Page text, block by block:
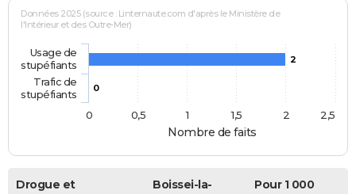
Nombre de faits
Données 2025 (source : Linternaute.com d'après le Ministère de
l'Intérieur et des Outre-Mer)
2
0
Usage de
stupéfiants
Trafic de
stupéfiants
0
0,5 1 1,5 2 2,5
Drogue et
Boissei-la-
Pour 1 000